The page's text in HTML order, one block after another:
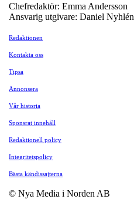
Chefredaktör: Emma Andersson
Ansvarig utgivare: Daniel Nyhlén
Redaktionen
Kontakta oss
Tipsa
Annonsera
Vår historia
Sponsrat innehåll
Redaktionell policy
Integritetspolicy
Bästa kändissajterna
© Nya Media i Norden AB